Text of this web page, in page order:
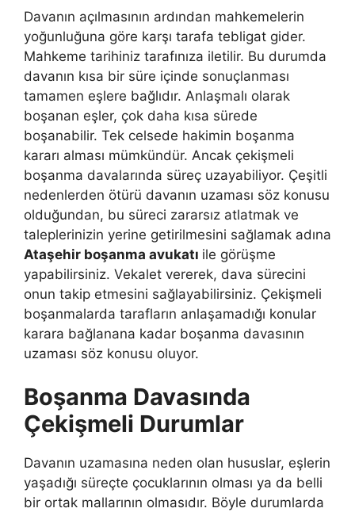
Davanın açılmasının ardından mahkemelerin
yoğunluğuna göre karşı tarafa tebligat gider.
Mahkeme tarihiniz tarafınıza iletilir. Bu durumda
davanın kısa bir süre içinde sonuçlanması
tamamen eşlere bağlıdır. Anlaşmalı olarak
boşanan eşler, çok daha kısa sürede
boşanabilir. Tek celsede hakimin boşanma
kararı alması mümkündür. Ancak çekişmeli
boşanma davalarında süreç uzayabiliyor. Çeşitli
nedenlerden ötürü davanın uzaması söz konusu
olduğundan, bu süreci zararsız atlatmak ve
taleplerinizin yerine getirilmesini sağlamak adına
Ataşehir boşanma avukatı ile görüşme
yapabilirsiniz. Vekalet vererek, dava sürecini
onun takip etmesini sağlayabilirsiniz. Çekişmeli
boşanmalarda tarafların anlaşamadığı konular
karara bağlanana kadar boşanma davasının
uzaması söz konusu oluyor.
Boşanma Davasında
Çekişmeli Durumlar
Davanın uzamasına neden olan hususlar, eşlerin
yaşadığı süreçte çocuklarının olması ya da belli
bir ortak mallarının olmasıdır. Böyle durumlarda